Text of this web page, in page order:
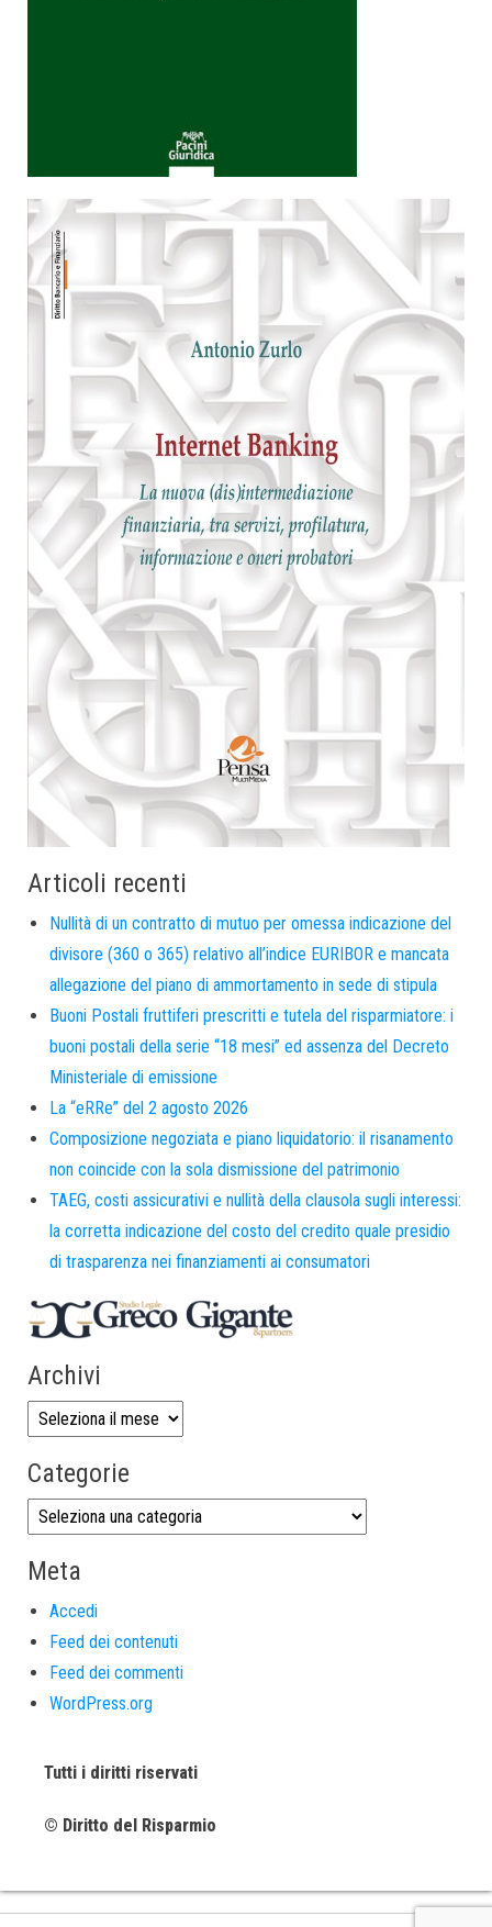
Articoli recenti
Nullità di un contratto di mutuo per omessa indicazione del
divisore (360 o 365) relativo all’indice EURIBOR e mancata
allegazione del piano di ammortamento in sede di stipula
Buoni Postali fruttiferi prescritti e tutela del risparmiatore: i
buoni postali della serie “18 mesi” ed assenza del Decreto
Ministeriale di emissione
La “eRRe” del 2 agosto 2026
Composizione negoziata e piano liquidatorio: il risanamento
non coincide con la sola dismissione del patrimonio
TAEG, costi assicurativi e nullità della clausola sugli interessi:
la corretta indicazione del costo del credito quale presidio
di trasparenza nei finanziamenti ai consumatori
Archivi
Categorie
Meta
Accedi
Feed dei contenuti
Feed dei commenti
WordPress.org
Tutti i diritti riservati
© Diritto del Risparmio